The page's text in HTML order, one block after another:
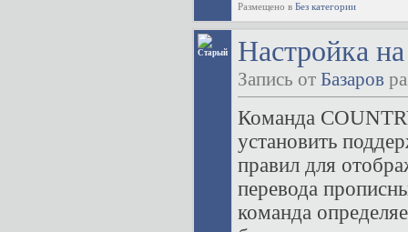
Размещено в Без категории
Настройка
Запись от Базаров
Команда
установить
правил для
перевода
команда